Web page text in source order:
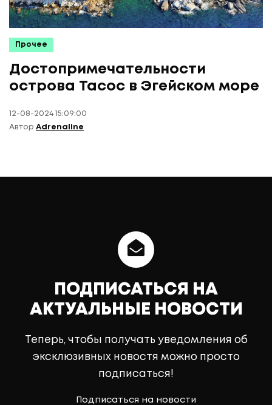
Прочее
Достопримечательности
острова Тасос в Эгейском море
12-08-2024 15:09:00
Автор Adrenaline
ПОДПИСАТЬСЯ НА
АКТУАЛЬНЫЕ НОВОСТИ
Теперь, чтобы получать уведомления об
эксклюзивных новостя можно просто
подписаться!
Подписаться на новости